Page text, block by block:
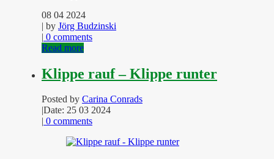
08 04 2024
| by Jörg Budzinski
| 0 comments
Read more
Klippe rauf – Klippe runter
Posted by Carina Conrads
Date: 25 03 2024
0 comments